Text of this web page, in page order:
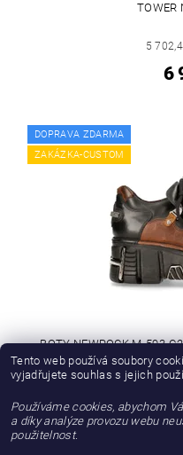
TOWER
5
6
DOPRAVA ZDARMA
ZAKÁZKA-CUSTOM
BOTY NEWROCK M-593-
NEGRO, VENTURE
7
Tento web používá soubory
vyjadřujete souhlas s jejich
Používáme cookies, abychom
a díky analýze provozu webu
použitelnost.